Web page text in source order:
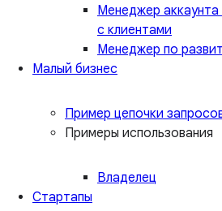
Менеджер
с клиентами
Менеджер по
Малый бизнес
Пример цепочки
Примеры использования
Владелец
Стартапы